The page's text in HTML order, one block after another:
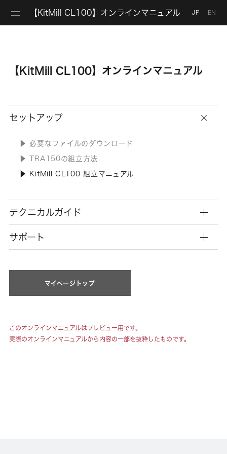
JP EN
【KitMill CL100】オンラインマニュアル
【KitMill CL100】オンラインマニュアル
セットアップ
▶︎ 必要なファイルのダウンロード
▶︎ TRA150の組立方法
▶︎ KitMill CL100 組立マニュアル
テクニカルガイド
サポート
マイページトップ
このオンラインマニュアルはプレビュー用です。
実際のオンラインマニュアルから内容の一部を抜粋したものです。